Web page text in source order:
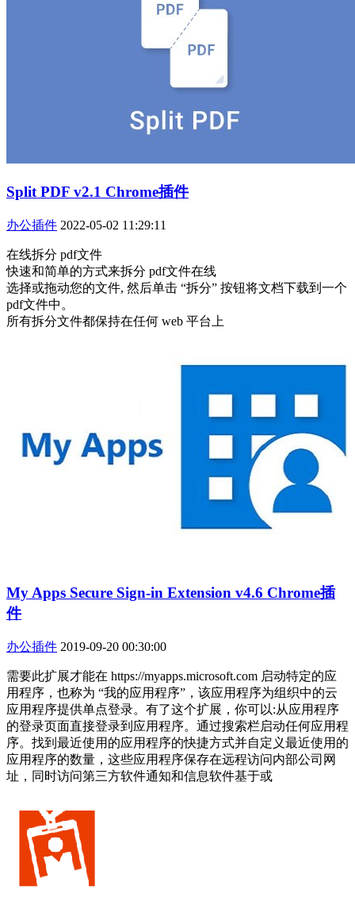
Split PDF v2.1 Chrome插件
办公插件 2022-05-02 11:29:11
在线拆分 pdf文件
快速和简单的方式来拆分 pdf文件在线
选择或拖动您的文件, 然后单击 “拆分” 按钮将文档下载到一个
pdf文件中。
所有拆分文件都保持在任何 web 平台上
My Apps Secure Sign-in Extension v4.6 Chrome插
件
办公插件 2019-09-20 00:30:00
需要此扩展才能在 https://myapps.microsoft.com 启动特定的应
用程序，也称为 “我的应用程序”，该应用程序为组织中的云
应用程序提供单点登录。有了这个扩展，你可以:从应用程序
的登录页面直接登录到应用程序。通过搜索栏启动任何应用程
序。找到最近使用的应用程序的快捷方式并自定义最近使用的
应用程序的数量，这些应用程序保存在远程访问内部公司网
址，同时访问第三方软件通知和信息软件基于或